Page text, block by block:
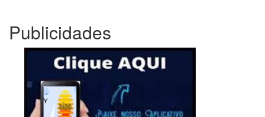
Publicidades